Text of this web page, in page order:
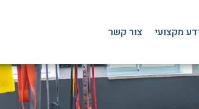
מקצועי צור קשר